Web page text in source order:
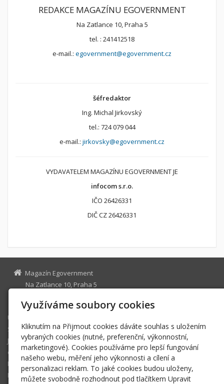
REDAKCE MAGAZÍNU EGOVERNMENT
Na Zatlance 10, Praha 5
tel. : 241412518
e-mail.: egovernment@egovernment.cz
šéfredaktor
Ing. Michal Jirkovský
tel.: 724 079 044
e-mail.: jirkovsky@egovernment.cz
VYDAVATELEM MAGAZÍNU EGOVERNMENT JE
infocom s.r.o.
IČO 26426331
DIČ CZ 26426331
Magazín Egovernment
Na Zatlance 10, Praha 5
egovernment@egovernment.cz
Úvodní stránka
STUDIO
JIHLAVA
eOSOBNOST
ROK INFORMATIKY
MIKULOV
Využíváme soubory cookies
Kliknutím na Přijmout cookies dáváte souhlas s uložením
vybraných cookies (nutné, preferenční, výkonnostní,
marketingové). Cookies používáme pro lepší fungování
našeho webu, měření jeho výkonnosti a cílení a
personalizaci reklam. To jaké cookies budou uloženy,
můžete svobodně rozhodnout pod tlačítkem Upravit